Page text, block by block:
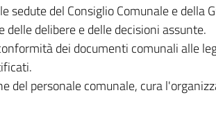
sedute del Consiglio Comunale e della
delibere e delle decisioni assunte.
dei documenti comunali alle
del personale comunale, cura